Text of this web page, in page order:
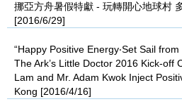
挪亞方舟暑假特獻 - 玩轉開心地球村
[2016/6/29]
“Happy Positive Energy‧Set Sail
The Ark’s Little Doctor 2016 Kick-off
Lam and Mr. Adam Kwok Inject
Kong [2016/4/16]